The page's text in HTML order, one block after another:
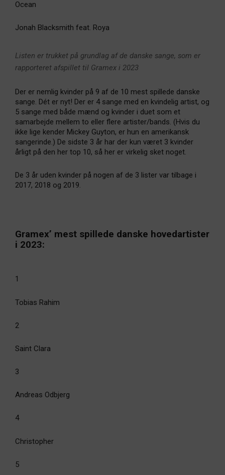
Ocean
Jonah Blacksmith feat. Roya
Listen er trukket på grundlag af de danske sange, som er
rapporteret afspillet til Gramex i 2023
Der er nemlig kvinder på 9 af de 10 mest spillede danske
sange. Dét er nyt! Der er 4 sange med en kvindelig artist, og
5 sange med både mænd og kvinder i duet som et
samarbejde mellem to eller flere artister/bands. (Hvis du
ikke lige kender Mickey Guyton, er hun en amerikansk
sangerinde.) De sidste 3 år har der kun været 3 kvinder
årligt på den her top 10, så her er virkelig sket noget.
De 3 år uden kvinder på nogen af de 3 lister var tilbage i
2017, 2018 og 2019.
Gramex’ mest spillede danske hovedartister
i 2023:
1
Tobias Rahim
2
Saint Clara
3
Andreas Odbjerg
4
Christopher
5